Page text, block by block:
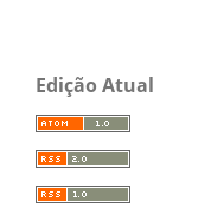
Edição Atual